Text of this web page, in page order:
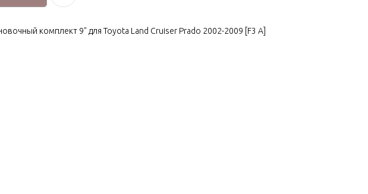
комплект 9" для Toyota Land Cruiser Prado 2002-2009 [F3 A]